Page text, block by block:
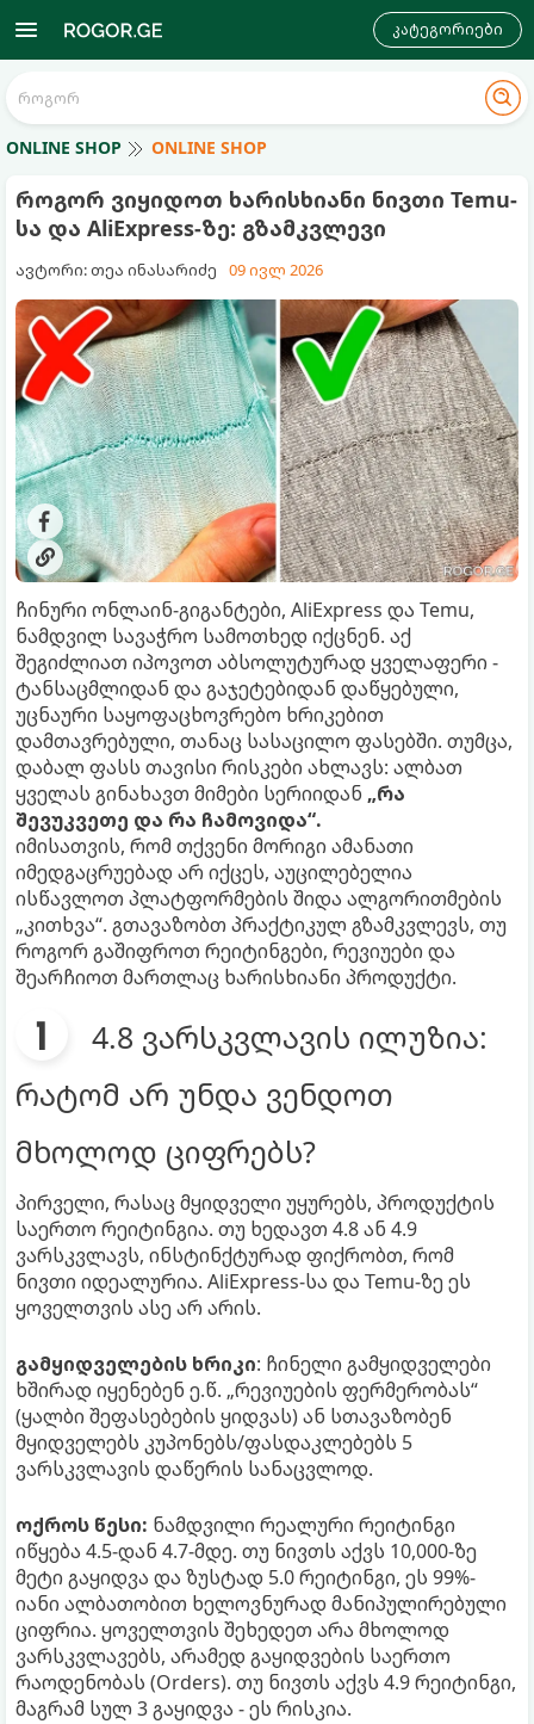
კატეგორიები
ONLINE SHOP ONLINE SHOP
როგორ ვიყიდოთ ხარისხიანი ნივთი Temu-
სა და AliExpress-ზე: გზამკვლევი
ავტორი: თეა ინასარიძე 09 ივლ 2026
ჩინური ონლაინ-გიგანტები, AliExpress და Temu,
ნამდვილ სავაჭრო სამოთხედ იქცნენ. აქ
შეგიძლიათ იპოვოთ აბსოლუტურად ყველაფერი -
ტანსაცმლიდან და გაჯეტებიდან დაწყებული,
უცნაური საყოფაცხოვრებო ხრიკებით
დამთავრებული, თანაც სასაცილო ფასებში. თუმცა,
დაბალ ფასს თავისი რისკები ახლავს: ალბათ
ყველას გინახავთ მიმები სერიიდან „რა
შევუკვეთე და რა ჩამოვიდა“.
იმისათვის, რომ თქვენი მორიგი ამანათი
იმედგაცრუებად არ იქცეს, აუცილებელია
ისწავლოთ პლატფორმების შიდა ალგორითმების
„კითხვა“. გთავაზობთ პრაქტიკულ გზამკვლევს, თუ
როგორ გაშიფროთ რეიტინგები, რევიუები და
შეარჩიოთ მართლაც ხარისხიანი პროდუქტი.
4.8 ვარსკვლავის ილუზია:
რატომ არ უნდა ვენდოთ
მხოლოდ ციფრებს?
პირველი, რასაც მყიდველი უყურებს, პროდუქტის
საერთო რეიტინგია. თუ ხედავთ 4.8 ან 4.9
ვარსკვლავს, ინსტინქტურად ფიქრობთ, რომ
ნივთი იდეალურია. AliExpress-სა და Temu-ზე ეს
ყოველთვის ასე არ არის.
გამყიდველების ხრიკი: ჩინელი გამყიდველები
ხშირად იყენებენ ე.წ. „რევიუების ფერმერობას“
(ყალბი შეფასებების ყიდვას) ან სთავაზობენ
მყიდველებს კუპონებს/ფასდაკლებებს 5
ვარსკვლავის დაწერის სანაცვლოდ.
ოქროს წესი: ნამდვილი რეალური რეიტინგი
იწყება 4.5-დან 4.7-მდე. თუ ნივთს აქვს 10,000-ზე
მეტი გაყიდვა და ზუსტად 5.0 რეიტინგი, ეს 99%-
იანი ალბათობით ხელოვნურად მანიპულირებული
ციფრია. ყოველთვის შეხედეთ არა მხოლოდ
ვარსკვლავებს, არამედ გაყიდვების საერთო
რაოდენობას (Orders). თუ ნივთს აქვს 4.9 რეიტინგი,
მაგრამ სულ 3 გაყიდვა - ეს რისკია.